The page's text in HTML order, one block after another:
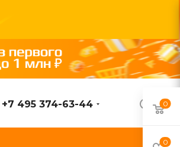
ВОЙТИ
+7 495 374-63-44 0
0